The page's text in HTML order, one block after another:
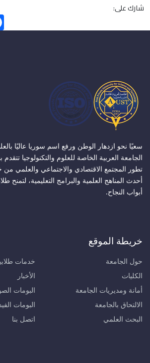
شارك على:
سعيًا نحو ازدهار الوطن ورفع اسم سوريا عاليًا
الجامعة العربية الخاصة للعلوم والتكنولوجيا
تطور المجتمع الاقتصادي والاجتماعي والعلمي من
أحدث المناهج العلمية والبرامج التعليمية، لتمنح
أبواب النجاح.
خريطة الموقع
حول الجامعة
الكليات
أمانة ومديريات الجامعة
الالتحاق بالجامعة
البحث العلمي
خدمات
الأخبار
البومات
البومات
اتصل بنا